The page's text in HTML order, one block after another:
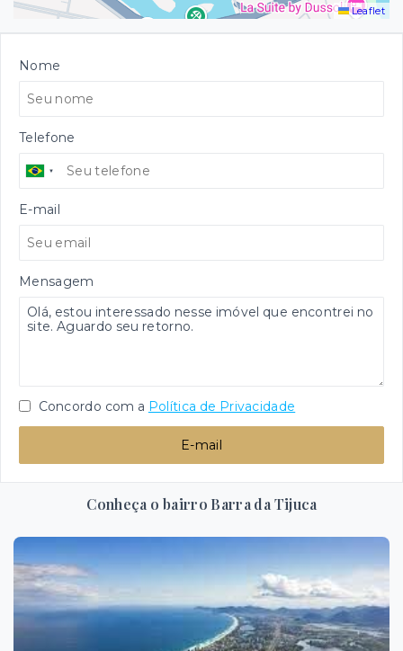
Leaflet
Nome
Telefone
E-mail
Mensagem
Concordo com a Política de Privacidade
E-mail
Conheça o bairro Barra da Tijuca